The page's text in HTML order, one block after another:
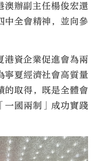
澳辦副主任楊俊宏還
中全會精神，並向參
港資企業促進會為兩
寧夏經濟社會高質量
的取得，既是全體會
一國兩制」成功實踐